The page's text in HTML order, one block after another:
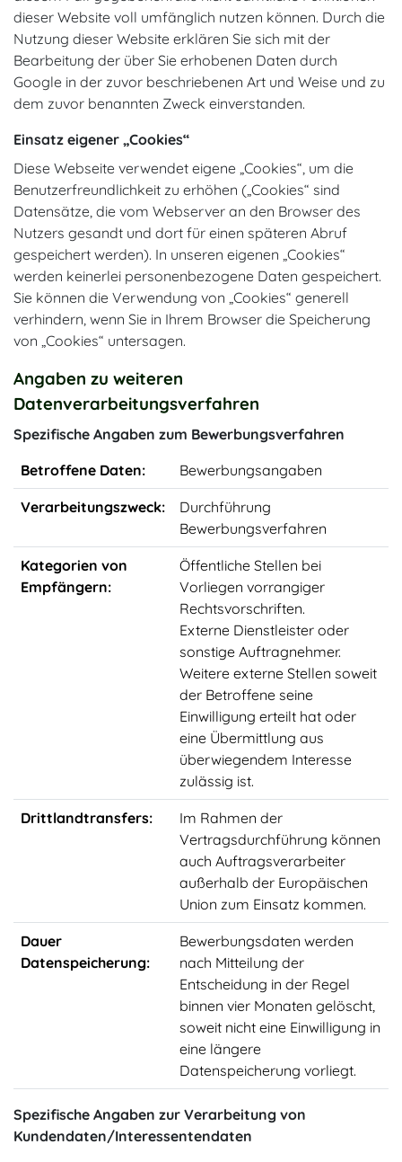
dieser Website voll umfänglich nutzen können. Durch die
Nutzung dieser Website erklären Sie sich mit der
Bearbeitung der über Sie erhobenen Daten durch
Google in der zuvor beschriebenen Art und Weise und zu
dem zuvor benannten Zweck einverstanden.
Einsatz eigener „Cookies“
Diese Webseite verwendet eigene „Cookies“, um die
Benutzerfreundlichkeit zu erhöhen („Cookies“ sind
Datensätze, die vom Webserver an den Browser des
Nutzers gesandt und dort für einen späteren Abruf
gespeichert werden). In unseren eigenen „Cookies“
werden keinerlei personenbezogene Daten gespeichert.
Sie können die Verwendung von „Cookies“ generell
verhindern, wenn Sie in Ihrem Browser die Speicherung
von „Cookies“ untersagen.
Angaben zu weiteren
Datenverarbeitungsverfahren
Spezifische Angaben zum Bewerbungsverfahren
Betroffene Daten:
Bewerbungsangaben
Verarbeitungszweck:
Durchführung
Bewerbungsverfahren
Kategorien von
Empfängern:
Öffentliche Stellen bei
Vorliegen vorrangiger
Rechtsvorschriften.
Externe Dienstleister oder
sonstige Auftragnehmer.
Weitere externe Stellen soweit
der Betroffene seine
Einwilligung erteilt hat oder
eine Übermittlung aus
überwiegendem Interesse
zulässig ist.
Drittlandtransfers:
Im Rahmen der
Vertragsdurchführung können
auch Auftragsverarbeiter
außerhalb der Europäischen
Union zum Einsatz kommen.
Dauer
Datenspeicherung:
Bewerbungsdaten werden
nach Mitteilung der
Entscheidung in der Regel
binnen vier Monaten gelöscht,
soweit nicht eine Einwilligung in
eine längere
Datenspeicherung vorliegt.
Spezifische Angaben zur Verarbeitung von
Kundendaten/Interessentendaten